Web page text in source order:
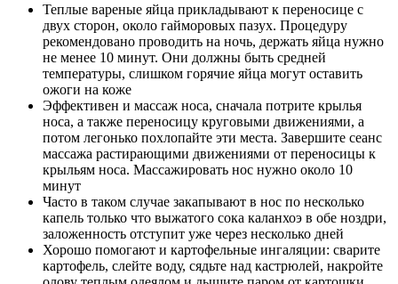
Теплые вареные яйца прикладывают к переносице с
двух сторон, около гайморовых пазух. Процедуру
рекомендовано проводить на ночь, держать яйца нужно
не менее 10 минут. Они должны быть средней
температуры, слишком горячие яйца могут оставить
ожоги на коже
Эффективен и массаж носа, сначала потрите крылья
носа, а также переносицу круговыми движениями, а
потом легонько похлопайте эти места. Завершите сеанс
массажа растирающими движениями от переносицы к
крыльям носа. Массажировать нос нужно около 10
минут
Часто в таком случае закапывают в нос по несколько
капель только что выжатого сока каланхоэ в обе ноздри,
заложенность отступит уже через несколько дней
Хорошо помогают и картофельные ингаляции: сварите
картофель, слейте воду, сядьте над кастрюлей, накройте